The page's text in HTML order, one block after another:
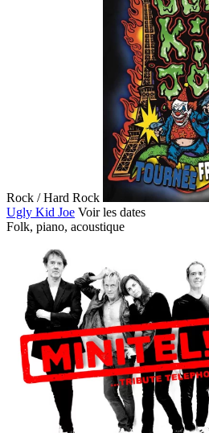
Rock / Hard Rock
Ugly Kid Joe Voir les dates
Folk, piano, acoustique